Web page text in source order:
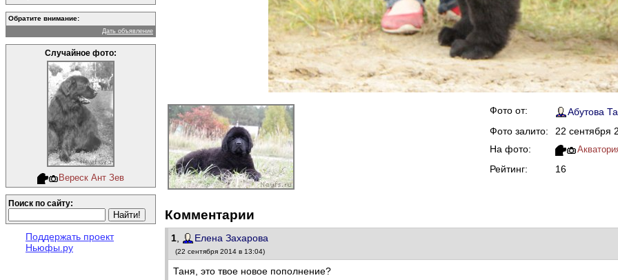
Обратите внимание:
Дать объявление
Случайное фото:
Вереск Ант Зев
Поиск по сайту:
Поддержать проект
Ньюфы.ру
Фото от:
Абутова
Фото залито:
22 сентября
На фото:
Рейтинг: 16
Комментарии
1 Елена Захарова
(22 сентября 2014 в 13:04)
Таня, это твое новое пополнение?